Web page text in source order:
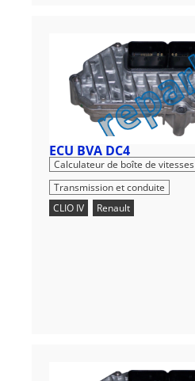
ECU BVA DC4
Calculateur de boîte de vitesses
Transmission et conduite
CLIO IV
Renault